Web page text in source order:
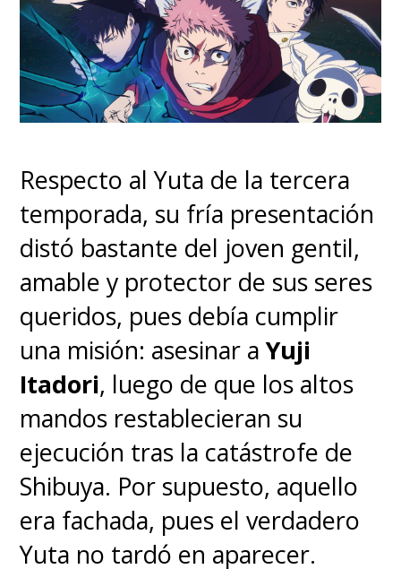
Respecto al Yuta de la tercera
temporada, su fría presentación
distó bastante del joven gentil,
amable y protector de sus seres
queridos, pues debía cumplir
una misión: asesinar aYuji
Itadori, luego de que los altos
mandos restablecieran su
ejecución tras la catástrofe de
Shibuya. Por supuesto, aquello
era fachada, pues el verdadero
Yuta no tardó en aparecer.